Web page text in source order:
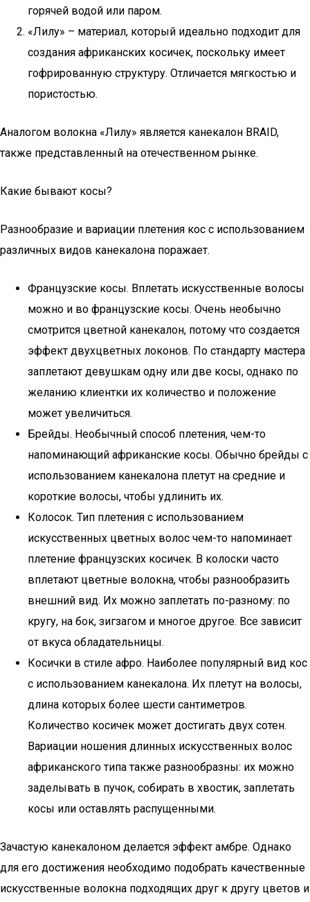
горячей водой или паром.
«Лилу» – материал, который идеально подходит для
создания африканских косичек, поскольку имеет
гофрированную структуру. Отличается мягкостью и
пористостью.
Аналогом волокна «Лилу» является канекалон BRAID,
также представленный на отечественном рынке.
Какие бывают косы?
Разнообразие и вариации плетения кос с использованием
различных видов канекалона поражает.
Французские косы. Вплетать искусственные волосы
можно и во французские косы. Очень необычно
смотрится цветной канекалон, потому что создается
эффект двухцветных локонов. По стандарту мастера
заплетают девушкам одну или две косы, однако по
желанию клиентки их количество и положение
может увеличиться.
Брейды. Необычный способ плетения, чем-то
напоминающий африканские косы. Обычно брейды с
использованием канекалона плетут на средние и
короткие волосы, чтобы удлинить их.
Колосок. Тип плетения с использованием
искусственных цветных волос чем-то напоминает
плетение французских косичек. В колоски часто
вплетают цветные волокна, чтобы разнообразить
внешний вид. Их можно заплетать по-разному: по
кругу, на бок, зигзагом и многое другое. Все зависит
от вкуса обладательницы.
Косички в стиле афро. Наиболее популярный вид кос
с использованием канекалона. Их плетут на волосы,
длина которых более шести сантиметров.
Количество косичек может достигать двух сотен.
Вариации ношения длинных искусственных волос
африканского типа также разнообразны: их можно
заделывать в пучок, собирать в хвостик, заплетать
косы или оставлять распущенными.
Зачастую канекалоном делается эффект амбре. Однако
для его достижения необходимо подобрать качественные
искусственные волокна подходящих друг к другу цветов и